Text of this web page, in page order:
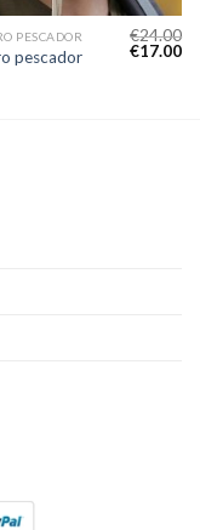
PESCADOR
pescador
€24.00
€17.00